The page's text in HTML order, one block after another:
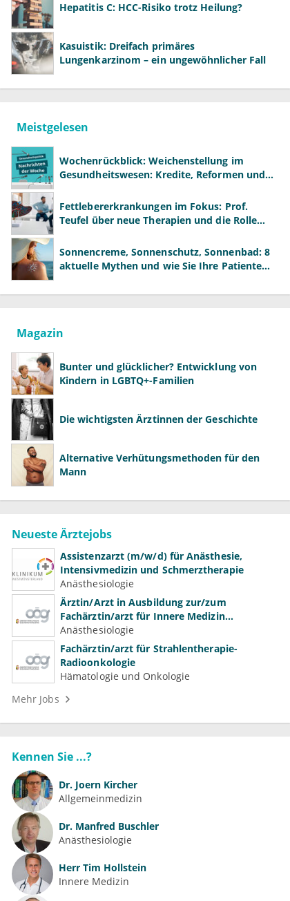
Hepatitis C: HCC-Risiko trotz Heilung?
Kasuistik: Dreifach primäres
Lungenkarzinom – ein ungewöhnlicher Fall
Meistgelesen
Wochenrückblick: Weichenstellung im
Gesundheitswesen: Kredite, Reformen und
Fettlebererkrankungen im Fokus: Prof.
Teufel über neue Therapien und die Rolle
Sonnencreme, Sonnenschutz, Sonnenbad: 8
aktuelle Mythen und wie Sie Ihre Patienten
Magazin
Bunter und glücklicher? Entwicklung von
Kindern in LGBTQ+-Familien
Die wichtigsten Ärztinnen der Geschichte
Alternative Verhütungsmethoden für den
Mann
Neueste Ärztejobs
Assistenzarzt (m/w/d) für Anästhesie,
Intensivmedizin und Schmerztherapie
Anästhesiologie
Ärztin/Arzt in Ausbildung zur/zum
Fachärztin/arzt für Innere Medizin
(Kardiologie, Nephrologie, Intensivmedizin)
Anästhesiologie
Fachärztin/arzt für Strahlentherapie-
Radioonkologie
Hämatologie und Onkologie
Mehr Jobs
Kennen Sie ...?
Dr. Joern Kircher
Allgemeinmedizin
Dr. Manfred Buschler
Anästhesiologie
Herr Tim Hollstein
Innere Medizin